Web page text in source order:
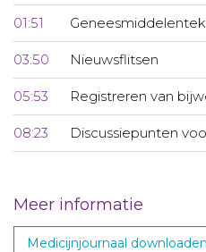
01:51
03:50 Nieuwsflitsen
05:53 Registreren van
08:23 Discussiepunten
Meer informatie
Medicijnjournaal downloaden